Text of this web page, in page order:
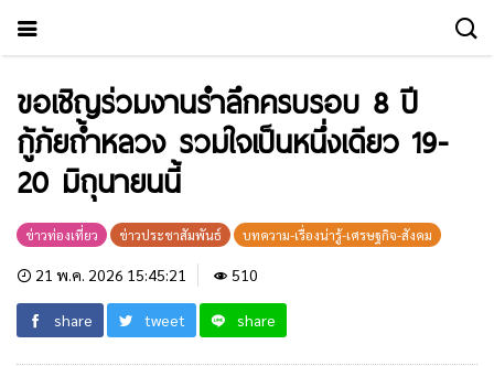
ขอเชิญร่วมงานรำลึกครบรอบ 8 ปี
กู้ภัยถ้ำหลวง รวมใจเป็นหนึ่งเดียว 19-
20 มิถุนายนนี้
ข่าวท่องเที่ยว ข่าวประชาสัมพันธ์ บทความ-เรื่องน่ารู้-เศรษฐกิจ-สังคม
21 พ.ค. 2026 15:45:21 510
share tweet share